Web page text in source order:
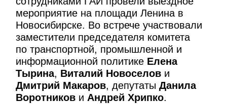
мероприятие на площади Ленина в
Новосибирске. Во встрече участвовали
заместители председателя комитета
по транспортной, промышленной и
информационной политике Елена
Тырина, Виталий Новоселов и
Дмитрий Макаров, депутатыДанила
Воротников и Андрей Хрипко.